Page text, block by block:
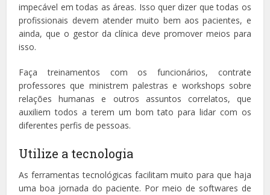
impecável em todas as áreas. Isso quer dizer que todas os
profissionais devem atender muito bem aos pacientes, e
ainda, que o gestor da clínica deve promover meios para
isso.
Faça treinamentos com os funcionários, contrate
professores que ministrem palestras e workshops sobre
relações humanas e outros assuntos correlatos, que
auxiliem todos a terem um bom tato para lidar com os
diferentes perfis de pessoas.
Utilize a tecnologia
As ferramentas tecnológicas facilitam muito para que haja
uma boa jornada do paciente. Por meio de softwares de